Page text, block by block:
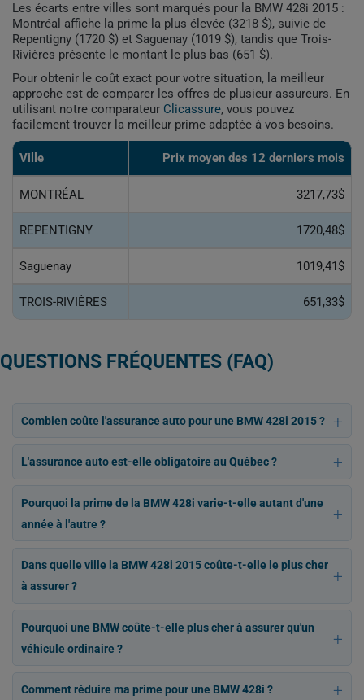
Les écarts entre villes sont marqués pour la BMW 428i 2015 :
Montréal affiche la prime la plus élevée (3218 $), suivie de
Repentigny (1720 $) et Saguenay (1019 $), tandis que Trois-
Rivières présente le montant le plus bas (651 $).
Pour obtenir le coût exact pour votre situation, la meilleur
approche est de comparer les offres de plusieur assureurs. En
utilisant notre comparateur Clicassure, vous pouvez
facilement trouver la meilleur prime adaptée à vos besoins.
Ville Prix ​​moyen des 12 derniers mois
MONTRÉAL 3217,73$
REPENTIGNY 1720,48$
Saguenay 1019,41$
TROIS-RIVIÈRES 651,33$
QUESTIONS FRÉQUENTES (FAQ)
Combien coûte l'assurance auto pour une BMW 428i 2015 ?
L'assurance auto est-elle obligatoire au Québec ?
Pourquoi la prime de la BMW 428i varie-t-elle autant d'une
année à l'autre ?
Dans quelle ville la BMW 428i 2015 coûte-t-elle le plus cher
à assurer ?
Pourquoi une BMW coûte-t-elle plus cher à assurer qu'un
véhicule ordinaire ?
Comment réduire ma prime pour une BMW 428i ?